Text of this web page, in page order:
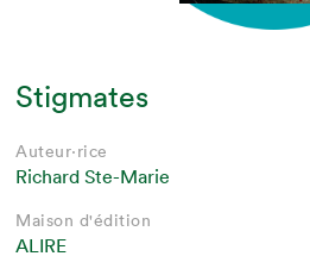
Stigmates
Auteur·rice
Richard Ste-Marie
Maison d'édition
ALIRE